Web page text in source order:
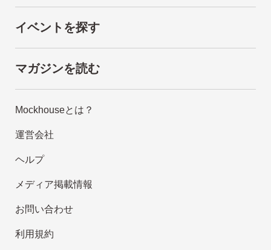
イベントを探す
マガジンを読む
Mockhouseとは？
運営会社
ヘルプ
メディア掲載情報
お問い合わせ
利用規約